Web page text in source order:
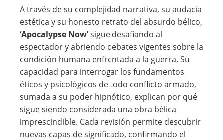
A través de su complejidad narrativa, su audacia
estética y su honesto retrato del absurdo bélico,
‘Apocalypse Now’sigue desafiando al
espectador y abriendo debates vigentes sobre la
condición humana enfrentada a la guerra. Su
capacidad para interrogar los fundamentos
éticos y psicológicos de todo conflicto armado,
sumada a su poder hipnótico, explican por qué
sigue siendo considerada una obra bélica
imprescindible. Cada revisión permite descubrir
nuevas capas de significado, confirmando el